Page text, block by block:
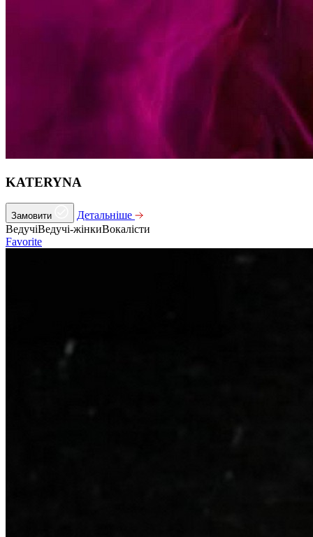
KATERYNA
Замовити
Детальніше
ВедучіВедучі-жінкиВокалісти
Favorite